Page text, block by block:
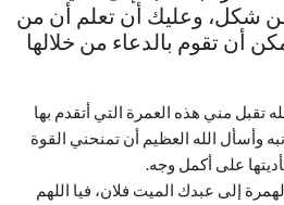
شكل، وعليك أن تعلم أن من
أن تقوم بالدعاء من خلالها
تقبل مني هذه العمرة التي أتقدم بها
وأسأل الله العظيم أن تمنحني القوة
على أكمل وجه.
إلى عبدك الميت فلان، فيا اللهم